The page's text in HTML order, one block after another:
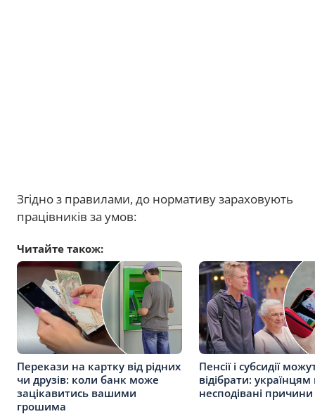
Згідно з правилами, до нормативу зараховують
працівників за умов:
Читайте також:
Перекази на картку від рідних
чи друзів: коли банк може
зацікавитись вашими
грошима
Пенсії і субсидії
відібрати:
несподівані причини